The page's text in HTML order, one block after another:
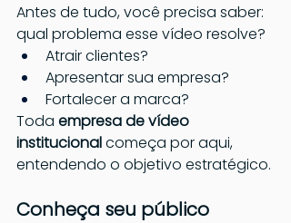
Antes de tudo, você precisa saber:
qual problema esse vídeo resolve?
Atrair clientes?
Apresentar sua empresa?
Fortalecer a marca?
Toda empresa de vídeo
institucional começa por aqui,
entendendo o objetivo estratégico.
Conheça seu público